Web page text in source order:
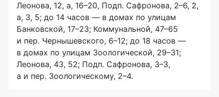
Леонова, 12, а, 16–20, Подп. Сафронова, 2–6, 2,
а, 3, 5; до 14 часов — в домах по улицам
Банковской, 17–23; Коммунальной, 47–65
и пер. Чернышевского, 6–12; до 18 часов —
в домах по улицам Зоологической, 29–31;
Леонова, 43, 52; Подп. Сафронова, 3–3,
а и пер. Зоологическому, 2–4.